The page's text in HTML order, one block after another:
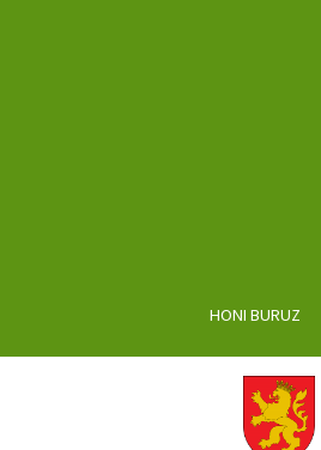
HONI BURUZ